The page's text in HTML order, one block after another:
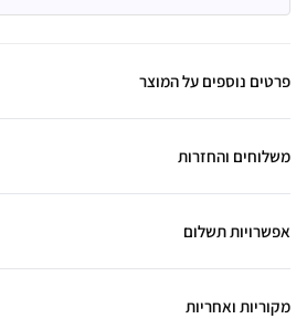
פרטים נוספים על המוצר
משלוחים והחזרות
אפשרויות תשלום
מקוריות ואחריות